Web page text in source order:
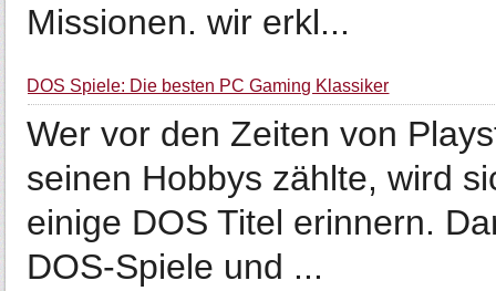
Missionen. wir erkl...
DOS Spiele: Die besten PC Gaming Klassiker
Wer vor den Zeiten von
seinen Hobbys zählte, wird
einige DOS Titel erinnern.
DOS-Spiele und ...